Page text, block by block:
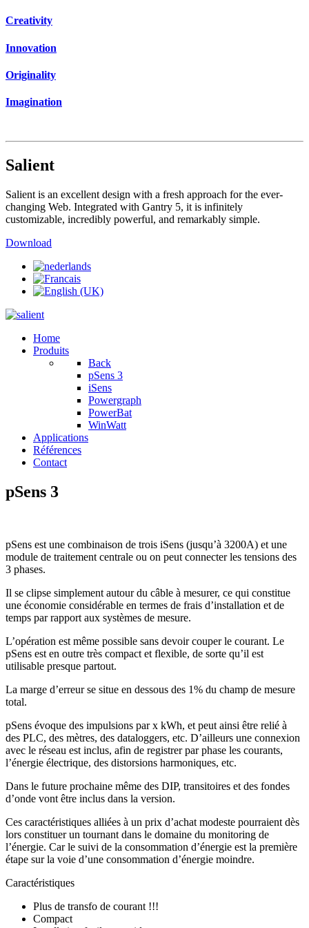
Creativity
Innovation
Originality
Imagination
Salient
Salient is an excellent design with a fresh approach for the ever-
changing Web. Integrated with Gantry 5, it is infinitely
customizable, incredibly powerful, and remarkably simple.
Download
Home
Produits
Back
pSens 3
iSens
Powergraph
PowerBat
WinWatt
Applications
Références
Contact
pSens 3
pSens est une combinaison de trois iSens (jusqu’à 3200A) et une
module de traitement centrale ou on peut connecter les tensions des
3 phases.
Il se clipse simplement autour du câble à mesurer, ce qui constitue
une économie considérable en termes de frais d’installation et de
temps par rapport aux systèmes de mesure.
L’opération est même possible sans devoir couper le courant. Le
pSens est en outre très compact et flexible, de sorte qu’il est
utilisable presque partout.
La marge d’erreur se situe en dessous des 1% du champ de mesure
total.
pSens évoque des impulsions par x kWh, et peut ainsi être relié à
des PLC, des mètres, des dataloggers, etc. D’ailleurs une connexion
avec le réseau est inclus, afin de registrer par phase les courants,
l’énergie électrique, des distorsions harmoniques, etc.
Dans le future prochaine même des DIP, transitoires et des fondes
d’onde vont être inclus dans la version.
Ces caractéristiques alliées à un prix d’achat modeste pourraient dès
lors constituer un tournant dans le domaine du monitoring de
l’énergie. Car le suivi de la consommation d’énergie est la première
étape sur la voie d’une consommation d’énergie moindre.
Caractéristiques
Plus de transfo de courant !!!
Compact